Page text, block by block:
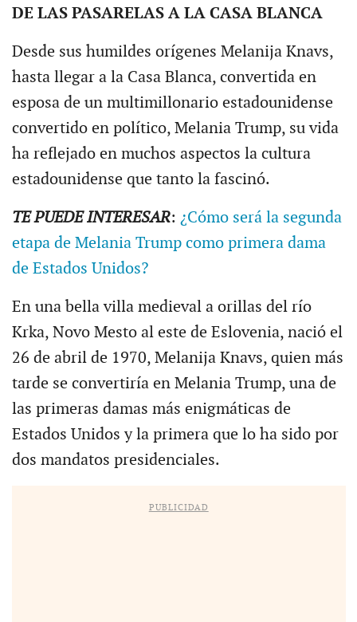
DE LAS PASARELAS A LA CASA BLANCA
Desde sus humildes orígenes Melanija Knavs,
hasta llegar a la Casa Blanca, convertida en
esposa de un multimillonario estadounidense
convertido en político, Melania Trump, su vida
ha reflejado en muchos aspectos la cultura
estadounidense que tanto la fascinó.
TE PUEDE INTERESAR: ¿Cómo será la segunda
etapa de Melania Trump como primera dama
de Estados Unidos?
En una bella villa medieval a orillas del río
Krka, Novo Mesto al este de Eslovenia, nació el
26 de abril de 1970, Melanija Knavs, quien más
tarde se convertiría en Melania Trump, una de
las primeras damas más enigmáticas de
Estados Unidos y la primera que lo ha sido por
dos mandatos presidenciales.
PUBLICIDAD